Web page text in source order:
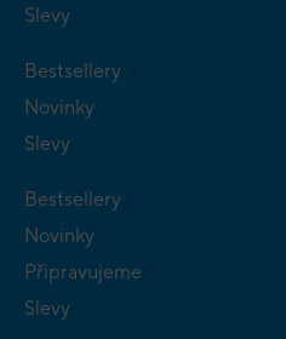
Slevy
Bestsellery
Novinky
Slevy
Bestsellery
Novinky
Připravujeme
Slevy